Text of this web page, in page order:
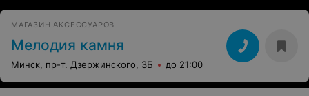
МАГАЗИН АКСЕССУАРОВ
Мелодия камня
Минск, пр-т. Дзержинского, 3Б до 21:00